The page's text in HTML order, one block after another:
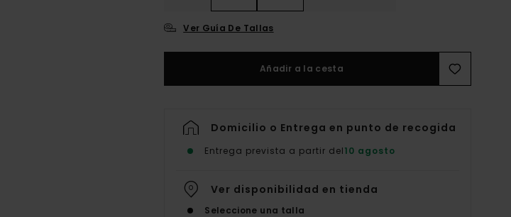
Ver Guía De Tallas
Añadir a la cesta
Domicilio o Entrega en punto de recogida
Entrega prevista a partir del10 agosto
Ver disponibilidad en tienda
Seleccione una talla